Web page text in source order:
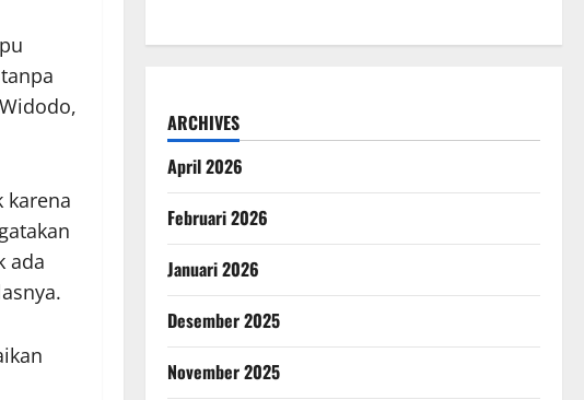
karena
ada
ARCHIVES
April 2026
Februari 2026
Januari 2026
Desember 2025
November 2025